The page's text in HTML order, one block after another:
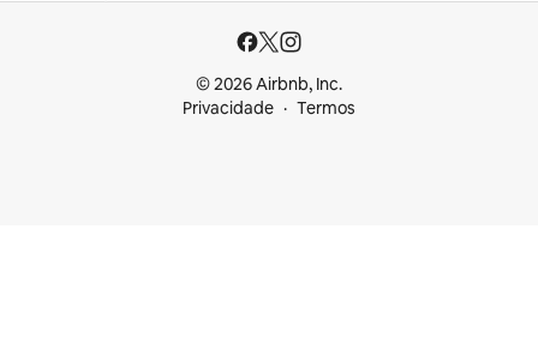
© 2026 Airbnb, Inc.
Privacidade
Termos